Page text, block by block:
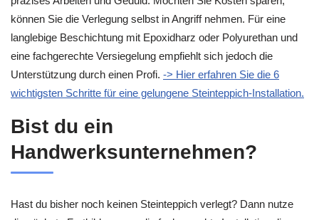
können Sie die Verlegung selbst in Angriff nehmen. Für eine
langlebige Beschichtung mit Epoxidharz oder Polyurethan und
eine fachgerechte Versiegelung empfiehlt sich jedoch die
Unterstützung durch einen Profi. -> Hier erfahren Sie die 6
wichtigsten Schritte für eine gelungene Steinteppich-Installation.
Bist du ein
Handwerksunternehmen?
Hast du bisher noch keinen Steinteppich verlegt? Dann nutze